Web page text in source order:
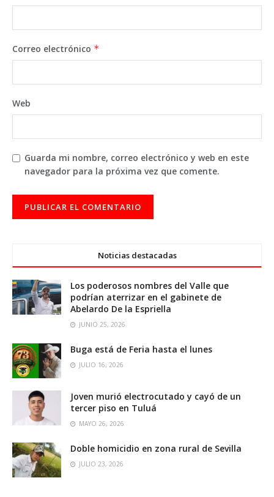
Correo electrónico *
Web
Guarda mi nombre, correo electrónico y web en este
navegador para la próxima vez que comente.
Noticias destacadas
Los poderosos nombres del Valle que
podrían aterrizar en el gabinete de
Abelardo De la Espriella
JUNIO 25, 2026
Buga está de Feria hasta el lunes
JULIO 16, 2026
Joven murió electrocutado y cayó de un
tercer piso en Tuluá
MAYO 26, 2026
Doble homicidio en zona rural de Sevilla
JULIO 23, 2026